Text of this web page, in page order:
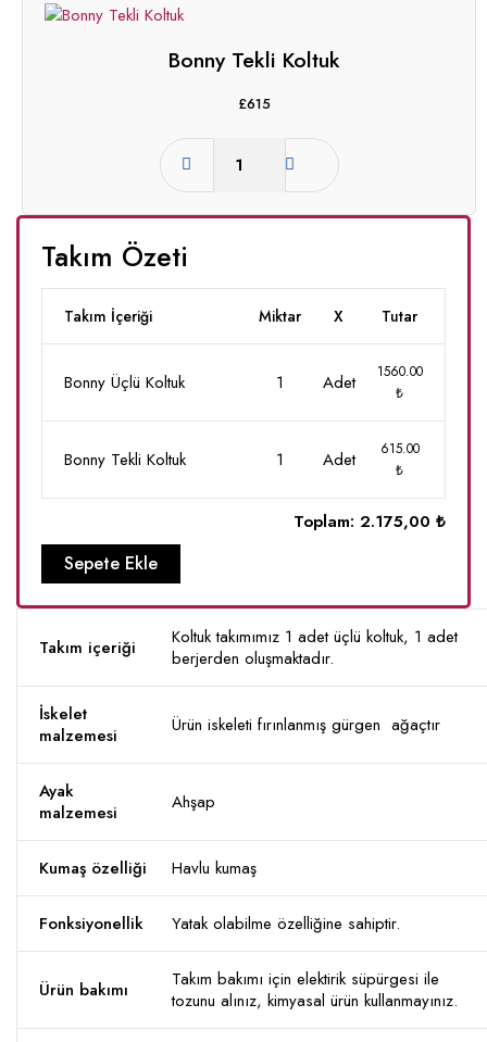
Bonny Tekli Koltuk
£615
Takım Özeti
Takım İçeriği Miktar X Tutar
Bonny Üçlü Koltuk 1 Adet
1560.00
₺
Bonny Tekli Koltuk 1 Adet
615.00
₺
Toplam: 2.175,00 ₺
Sepete Ekle
Takım içeriği
Koltuk takımımız 1 adet üçlü koltuk, 1 adet
berjerden oluşmaktadır.
İskelet
malzemesi
Ürün iskeleti fırınlanmış gürgen ağaçtır
Ayak
malzemesi
Ahşap
Kumaş özelliği Havlu kumaş
Fonksiyonellik Yatak olabilme özelliğine sahiptir.
Ürün bakımı
Takım bakımı için elektirik süpürgesi ile
tozunu alınız, kimyasal ürün kullanmayınız.